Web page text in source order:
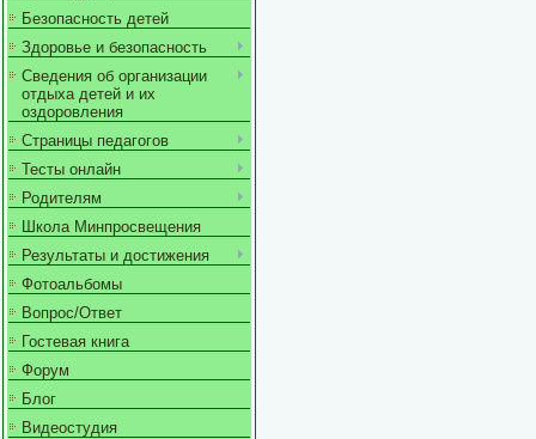
Безопасность детей
Здоровье и безопасность
Сведения об организации
отдыха детей и их
оздоровления
Страницы педагогов
Тесты онлайн
Родителям
Школа Минпросвещения
Результаты и достижения
Фотоальбомы
Вопрос/Ответ
Гостевая книга
Форум
Блог
Видеостудия